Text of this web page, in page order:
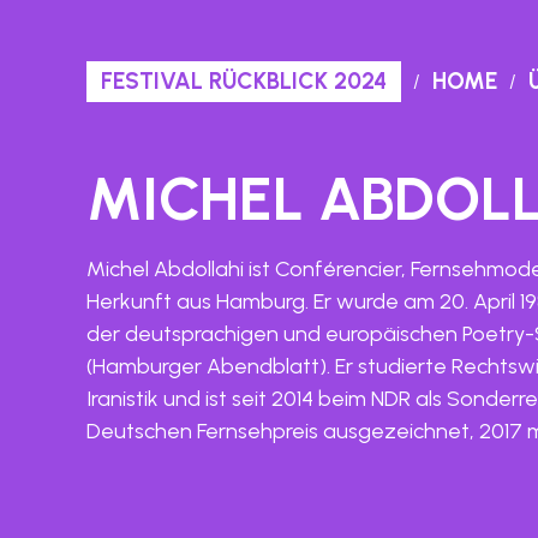
FESTIVAL RÜCKBLICK 2024 HOME
MICHEL
Michel Abdollahi ist Conférencier,
Herkunft aus Hamburg. Er wurde am 20. April
der deutsprachigen und europäischen
(Hamburger Abendblatt). Er studierte
Iranistik und ist seit 2014 beim NDR als
Deutschen Fernsehpreis ausgezeichnet,